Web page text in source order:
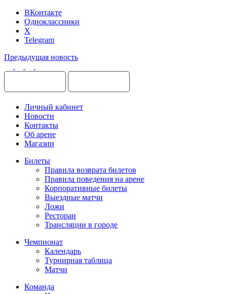
ВКонтакте
Одноклассники
X
Telegram
Предыдущая новость
Личный кабинет
Новости
Контакты
Об арене
Магазин
Билеты
Правила возврата билетов
Правила поведения на арене
Корпоративные билеты
Выездные матчи
Ложи
Ресторан
Трансляции в городе
Чемпионат
Календарь
Турнирная таблица
Матчи
Команда